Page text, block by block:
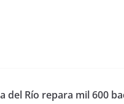
del Río repara mil 600